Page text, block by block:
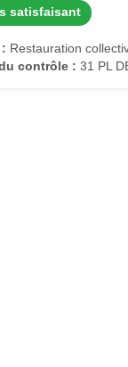
satisfaisant
Restauration
contrôle : 31 PL